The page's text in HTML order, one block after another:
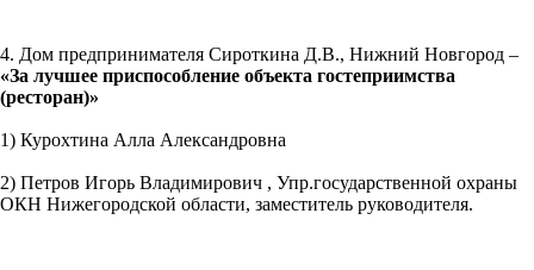
4. Дом предпринимателя Сироткина Д.В., Нижний Новгород –
«За лучшее приспособление объекта гостеприимства
(ресторан)»
1) Курохтина Алла Александровна
2) Петров Игорь Владимирович , Упр.государственной охраны
ОКН Нижегородской области, заместитель руководителя.